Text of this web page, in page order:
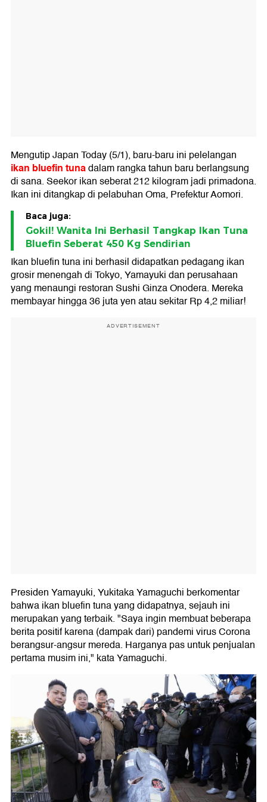
Mengutip Japan Today (5/1), baru-baru ini pelelangan
ikan bluefin tunadalam rangka tahun baru berlangsung
di sana. Seekor ikan seberat 212 kilogram jadi primadona.
Ikan ini ditangkap di pelabuhan Oma, Prefektur Aomori.
Baca juga:
Gokil! Wanita Ini Berhasil Tangkap Ikan Tuna
Bluefin Seberat 450 Kg Sendirian
Ikan bluefin tuna ini berhasil didapatkan pedagang ikan
grosir menengah di Tokyo, Yamayuki dan perusahaan
yang menaungi restoran Sushi Ginza Onodera. Mereka
membayar hingga 36 juta yen atau sekitar Rp 4,2 miliar!
ADVERTISEMENT
Presiden Yamayuki, Yukitaka Yamaguchi berkomentar
bahwa ikan bluefin tuna yang didapatnya, sejauh ini
merupakan yang terbaik. "Saya ingin membuat beberapa
berita positif karena (dampak dari) pandemi virus Corona
berangsur-angsur mereda. Harganya pas untuk penjualan
pertama musim ini," kata Yamaguchi.